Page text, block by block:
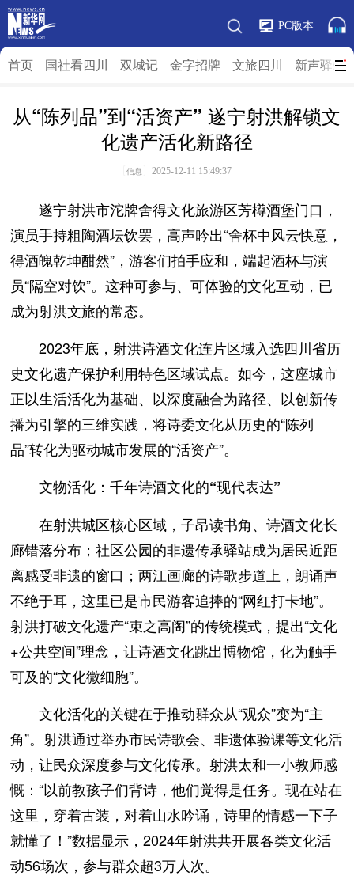
PC版本
首页 国社看四川 双城记 金字招牌 文旅四川 新声驿站
从“陈列品”到“活资产” 遂宁射洪解锁文
化遗产活化新路径
信息 2025-12-11 15:49:37
遂宁射洪市沱牌舍得文化旅游区芳樽酒堡门口，
演员手持粗陶酒坛饮罢，高声吟出“舍杯中风云快意，
得酒魄乾坤酣然”，游客们拍手应和，端起酒杯与演
员“隔空对饮”。这种可参与、可体验的文化互动，已
成为射洪文旅的常态。
2023年底，射洪诗酒文化连片区域入选四川省历
史文化遗产保护利用特色区域试点。如今，这座城市
正以生活活化为基础、以深度融合为路径、以创新传
播为引擎的三维实践，将诗委文化从历史的“陈列
品”转化为驱动城市发展的“活资产”。
文物活化：千年诗酒文化的“现代表达”
在射洪城区核心区域，子昂读书角、诗酒文化长
廊错落分布；社区公园的非遗传承驿站成为居民近距
离感受非遗的窗口；两江画廊的诗歌步道上，朗诵声
不绝于耳，这里已是市民游客追捧的“网红打卡地”。
射洪打破文化遗产“束之高阁”的传统模式，提出“文化
+公共空间”理念，让诗酒文化跳出博物馆，化为触手
可及的“文化微细胞”。
文化活化的关键在于推动群众从“观众”变为“主
角”。射洪通过举办市民诗歌会、非遗体验课等文化活
动，让民众深度参与文化传承。射洪太和一小教师感
慨：“以前教孩子们背诗，他们觉得是任务。现在站在
这里，穿着古装，对着山水吟诵，诗里的情感一下子
就懂了！”数据显示，2024年射洪共开展各类文化活
动56场次，参与群众超3万人次。